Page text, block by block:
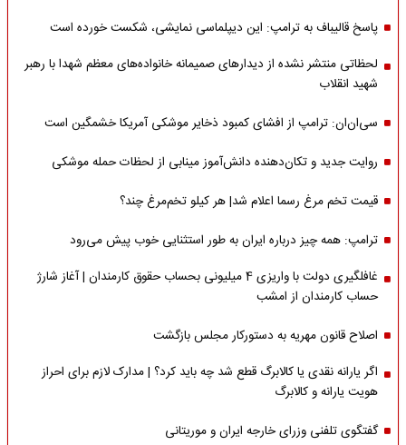
پاسخ قالیباف به ترامپ: این دیپلماسی نمایشی، شکست خورده است
لحظاتی منتشر نشده از دیدارهای صمیمانه خانواده‌های معظم شهدا با رهبر
شهید انقلاب
سی‌ان‌ان: ترامپ از افشای کمبود ذخایر موشکی آمریکا خشمگین است
روایت جدید و تکان‌دهنده دانش‌آموز مینابی از لحظات حمله موشکی
قیمت تخم مرغ رسما اعلام شد| هر کیلو تخم‌مرغ چند؟
ترامپ: همه چیز درباره ایران به طور استثنایی خوب پیش می‌رود
غافلگیری دولت با واریزی 4 میلیونی بحساب حقوق کارمندان | آغاز شارژ
حساب کارمندان از امشب
اصلاح قانون مهریه به دستورکار مجلس بازگشت
اگر یارانه نقدی یا کالابرگ قطع شد چه باید کرد؟ | مدارک لازم برای احراز
هویت یارانه و کالابرگ
گفتگوی تلفنی وزرای خارجه ایران و موریتانی